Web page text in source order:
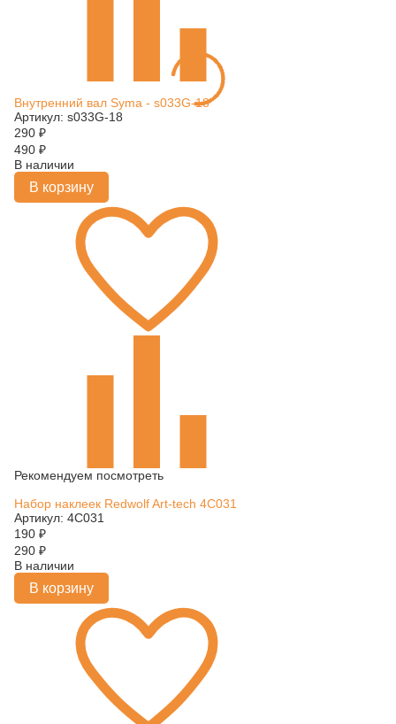
Внутренний вал Syma - s033G-18
Артикул: s033G-18
290 ₽
490 ₽
В наличии
В корзину
Рекомендуем посмотреть
Набор наклеек Redwolf Art-tech 4C031
Артикул: 4C031
190 ₽
290 ₽
В наличии
В корзину